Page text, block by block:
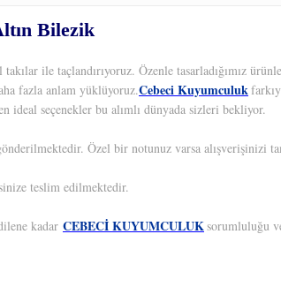
Bilezik
takılar ile taçlandırıyoruz. Özenle tasarladığımız
fazla anlam yüklüyoruz.Cebeci Kuyumculuk
ideal seçenekler bu alımlı dünyada sizleri bekliyor.
Özel bir notunuz varsa alışverişinizi
teslim edilmektedir.
kadar CEBECİ KUYUMCULUKsorumluluğu